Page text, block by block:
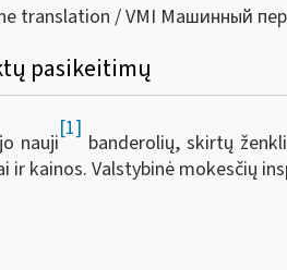
translation / VMI Машинный
pasikeitimų
nauji
[1]
banderolių, skirtų
kainos. Valstybinė mokesčių